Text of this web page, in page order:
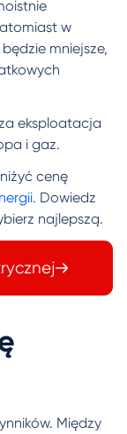
w
mniejsze,
eksploatacja
i gaz.
cenę
. Dowiedz
najlepszą.
Między